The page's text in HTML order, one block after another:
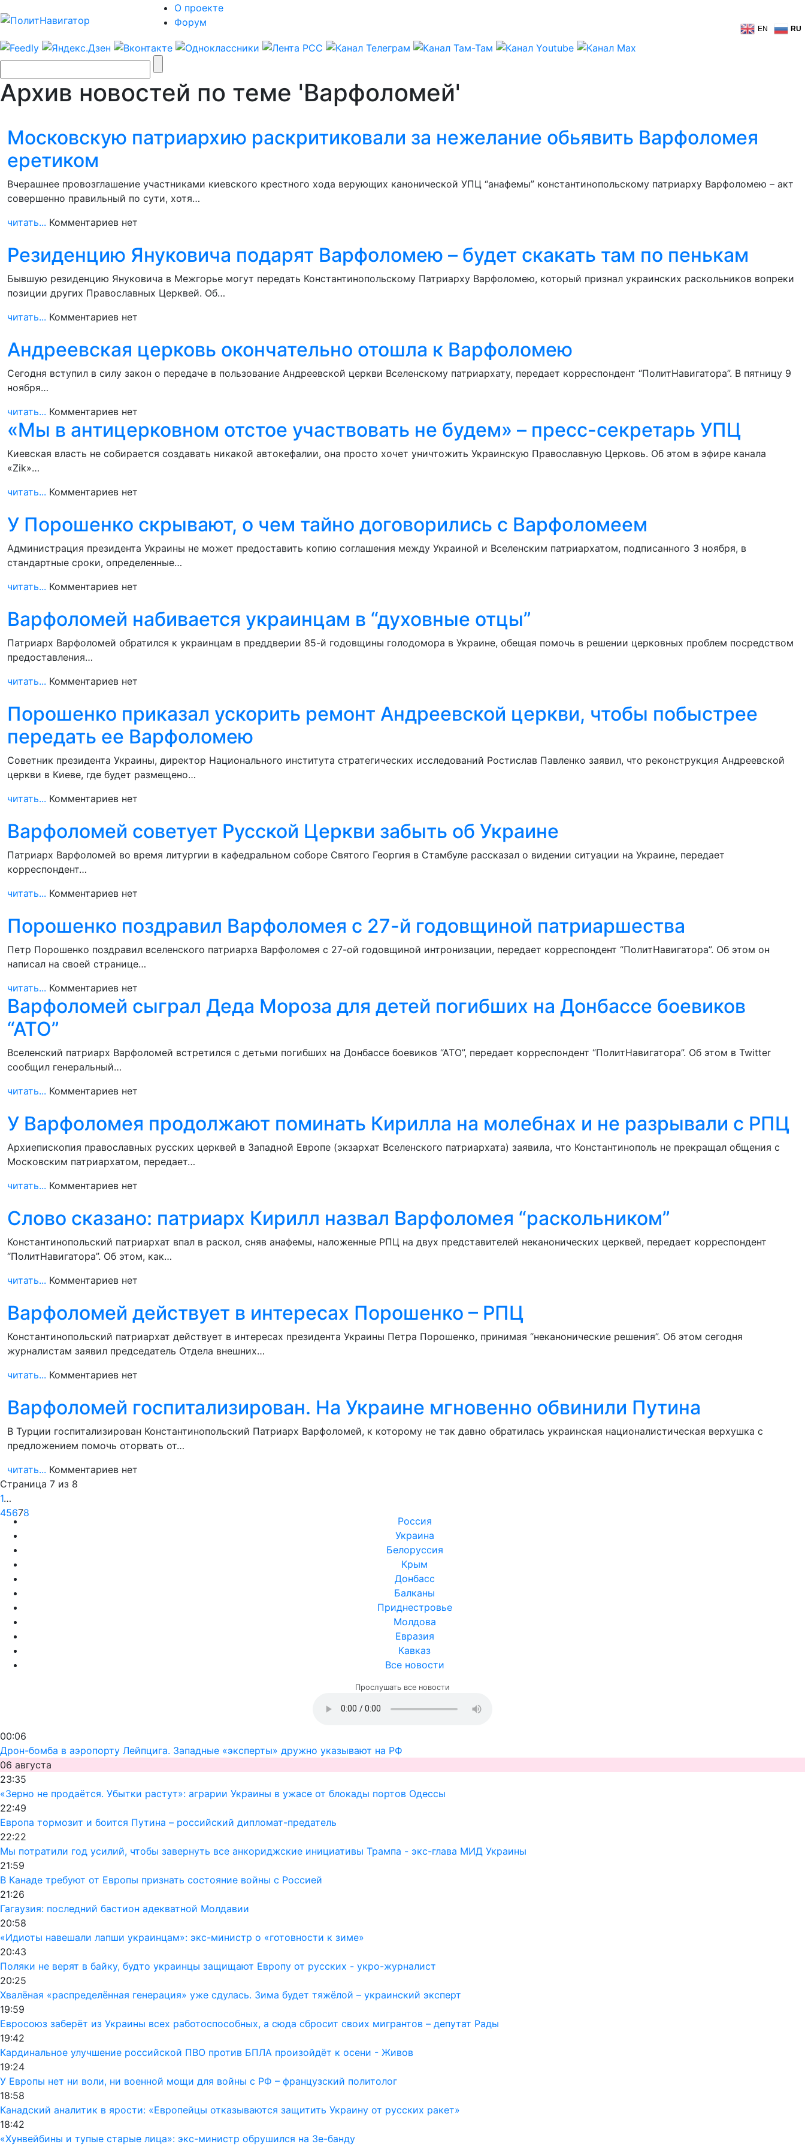
О проекте
Форум
EN RU
Архив новостей по теме 'Варфоломей'
Московскую патриархию раскритиковали за нежелание обьявить Варфоломея
еретиком
Вчерашнее провозглашение участниками киевского крестного хода верующих канонической УПЦ “анафемы” константинопольскому патриарху Варфоломею – акт
совершенно правильный по сути, хотя…
читать... Комментариев нет
Резиденцию Януковича подарят Варфоломею – будет скакать там по пенькам
Бывшую резиденцию Януковича в Межгорье могут передать Константинопольскому Патриарху Варфоломею, который признал украинских раскольников вопреки
позиции других Православных Церквей. Об…
читать... Комментариев нет
Андреевская церковь окончательно отошла к Варфоломею
Сегодня вступил в силу закон о передаче в пользование Андреевской церкви Вселенскому патриархату, передает корреспондент “ПолитНавигатора”. В пятницу 9
ноября…
читать... Комментариев нет
«Мы в антицерковном отстое участвовать не будем» – пресс-секретарь УПЦ
Киевская власть не собирается создавать никакой автокефалии, она просто хочет уничтожить Украинскую Православную Церковь. Об этом в эфире канала
«Zik»…
читать... Комментариев нет
У Порошенко скрывают, о чем тайно договорились с Варфоломеем
Администрация президента Украины не может предоставить копию соглашения между Украиной и Вселенским патриархатом, подписанного 3 ноября, в
стандартные сроки, определенные…
читать... Комментариев нет
Варфоломей набивается украинцам в “духовные отцы”
Патриарх Варфоломей обратился к украинцам в преддверии 85-й годовщины голодомора в Украине, обещая помочь в решении церковных проблем посредством
предоставления…
читать... Комментариев нет
Порошенко приказал ускорить ремонт Андреевской церкви, чтобы побыстрее
передать ее Варфоломею
Советник президента Украины, директор Национального института стратегических исследований Ростислав Павленко заявил, что реконструкция Андреевской
церкви в Киеве, где будет размещено…
читать... Комментариев нет
Варфоломей советует Русской Церкви забыть об Украине
Патриарх Варфоломей во время литургии в кафедральном соборе Святого Георгия в Стамбуле рассказал о видении ситуации на Украине, передает
корреспондент…
читать... Комментариев нет
Порошенко поздравил Варфоломея с 27-й годовщиной патриаршества
Петр Порошенко поздравил вселенского патриарха Варфоломея с 27-ой годовщиной интронизации, передает корреспондент “ПолитНавигатора”. Об этом он
написал на своей странице…
читать... Комментариев нет
Варфоломей сыграл Деда Мороза для детей погибших на Донбассе боевиков
“АТО”
Вселенский патриарх Варфоломей встретился с детьми погибших на Донбассе боевиков “АТО”, передает корреспондент “ПолитНавигатора”. Об этом в Twitter
сообщил генеральный…
читать... Комментариев нет
У Варфоломея продолжают поминать Кирилла на молебнах и не разрывали с РПЦ
Архиепископия православных русских церквей в Западной Европе (экзархат Вселенского патриархата) заявила, что Константинополь не прекращал общения с
Московским патриархатом, передает…
читать... Комментариев нет
Слово сказано: патриарх Кирилл назвал Варфоломея “раскольником”
Константинопольский патриархат впал в раскол, сняв анафемы, наложенные РПЦ на двух представителей неканонических церквей, передает корреспондент
“ПолитНавигатора”. Об этом, как…
читать... Комментариев нет
Варфоломей действует в интересах Порошенко – РПЦ
Константинопольский патриархат действует в интересах президента Украины Петра Порошенко, принимая “неканонические решения”. Об этом сегодня
журналистам заявил председатель Отдела внешних…
читать... Комментариев нет
Варфоломей госпитализирован. На Украине мгновенно обвинили Путина
В Турции госпитализирован Константинопольский Патриарх Варфоломей, к которому не так давно обратилась украинская националистическая верхушка с
предложением помочь оторвать от…
читать... Комментариев нет
Страница 7 из 8
1…
45678
Россия
Украина
Белоруссия
Крым
Донбасс
Балканы
Приднестровье
Молдова
Евразия
Кавказ
Все новости
Прослушать все новости
00:06
Дрон-бомба в аэропорту Лейпцига. Западные «эксперты» дружно указывают на РФ
06 августа
23:35
«Зерно не продаётся. Убытки растут»: аграрии Украины в ужасе от блокады портов Одессы
22:49
Европа тормозит и боится Путина – российский дипломат-предатель
22:22
Мы потратили год усилий, чтобы завернуть все анкориджские инициативы Трампа - экс-глава МИД Украины
21:59
В Канаде требуют от Европы признать состояние войны с Россией
21:26
Гагаузия: последний бастион адекватной Молдавии
20:58
«Идиоты навешали лапши украинцам»: экс-министр о «готовности к зиме»
20:43
Поляки не верят в байку, будто украинцы защищают Европу от русских - укро-журналист
20:25
Хвалёная «распределённая генерация» уже сдулась. Зима будет тяжёлой – украинский эксперт
19:59
Евросоюз заберёт из Украины всех работоспособных, а сюда сбросит своих мигрантов – депутат Рады
19:42
Кардинальное улучшение российской ПВО против БПЛА произойдёт к осени - Живов
19:24
У Европы нет ни воли, ни военной мощи для войны с РФ – французский политолог
18:58
Канадский аналитик в ярости: «Европейцы отказываются защитить Украину от русских ракет»
18:42
«Хунвейбины и тупые старые лица»: экс-министр обрушился на Зе-банду